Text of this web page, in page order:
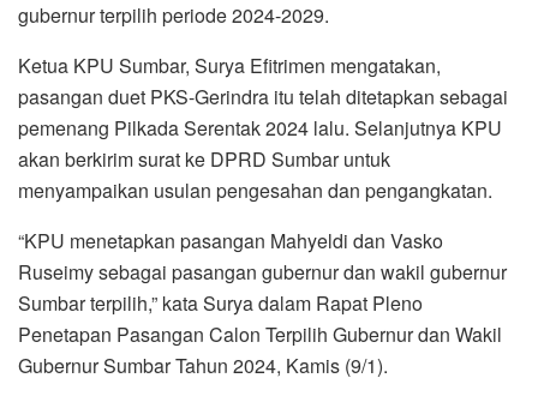
gubernur terpilih periode 2024-2029.
Ketua KPU Sumbar, Surya Efitrimen mengatakan,
pasangan duet PKS-Gerindra itu telah ditetapkan sebagai
pemenang Pilkada Serentak 2024 lalu. Selanjutnya KPU
akan berkirim surat ke DPRD Sumbar untuk
menyampaikan usulan pengesahan dan pengangkatan.
“KPU menetapkan pasangan Mahyeldi dan Vasko
Ruseimy sebagai pasangan gubernur dan wakil gubernur
Sumbar terpilih,” kata Surya dalam Rapat Pleno
Penetapan Pasangan Calon Terpilih Gubernur dan Wakil
Gubernur Sumbar Tahun 2024, Kamis (9/1).